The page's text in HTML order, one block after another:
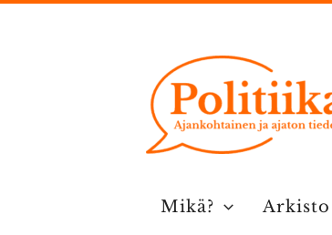
Mikä? Arkisto